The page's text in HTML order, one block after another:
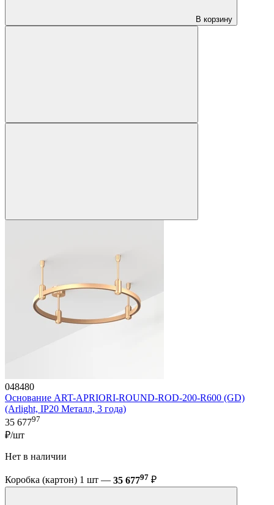
В корзину
048480
Основание ART-APRIORI-ROUND-ROD-200-R600 (GD)
(Arlight, IP20 Металл, 3 года)
35 67797
₽/шт
Нет в наличии
Коробка (картон) 1 шт — 35 67797 ₽